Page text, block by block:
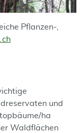
Pflanzen-,
und
ha
Waldflächen